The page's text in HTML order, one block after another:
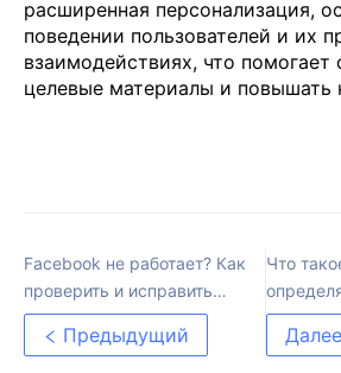
расширенная персонализация,
поведении пользователей и их
взаимодействиях, что помогает
целевые материалы и повышать
Facebook не работает? Как
проверить и исправить
проблему
Предыдущий
Что
Далее